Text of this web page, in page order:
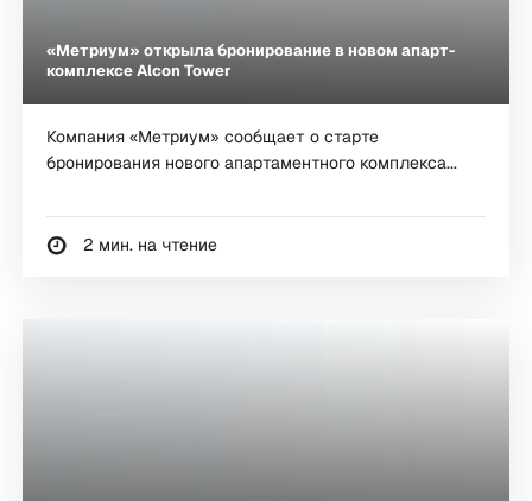
«Метриум» открыла бронирование в новом апарт-
комплексе Alcon Tower
Компания «Метриум» сообщает о старте
бронирования нового апартаментного комплекса...
2 мин. на чтение